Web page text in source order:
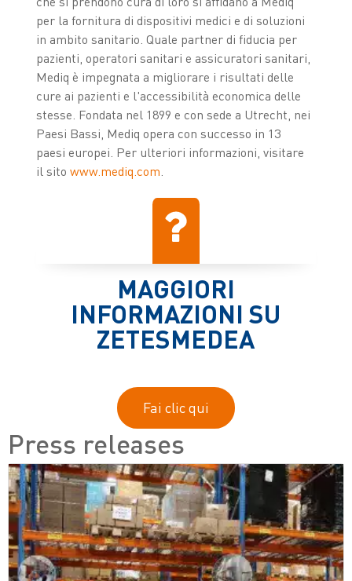
per la fornitura di dispositivi medici e di soluzioni
in ambito sanitario. Quale partner di fiducia per
pazienti, operatori sanitari e assicuratori sanitari,
Mediq è impegnata a migliorare i risultati delle
cure ai pazienti e l'accessibilità economica delle
stesse. Fondata nel 1899 e con sede a Utrecht, nei
Paesi Bassi, Mediq opera con successo in 13
paesi europei. Per ulteriori informazioni, visitare
il sito www.mediq.com.
MAGGIORI
INFORMAZIONI SU
ZETESMEDEA
Fai clic qui
Press releases